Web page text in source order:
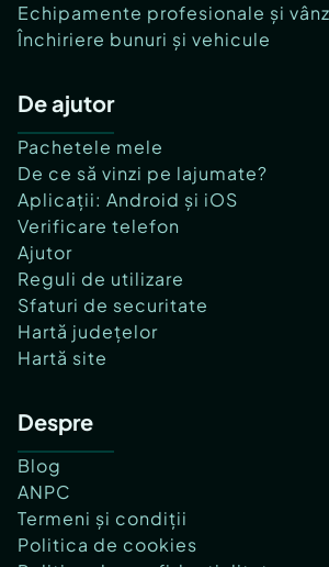
Echipamente profesionale și
Închiriere bunuri și vehicule
De ajutor
Pachetele mele
De ce să vinzi pe lajumate?
Aplicații: Android și iOS
Verificare telefon
Ajutor
Reguli de utilizare
Sfaturi de securitate
Hartă județelor
Hartă site
Despre
Blog
ANPC
Termeni și condiții
Politica de cookies